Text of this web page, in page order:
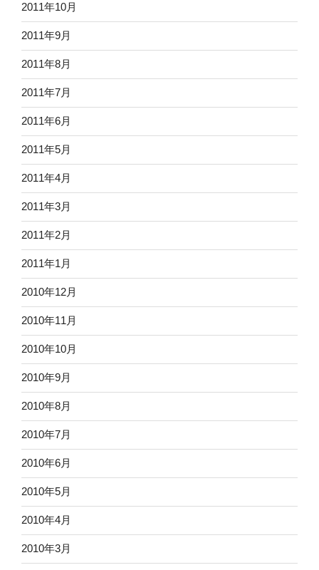
2011年10月
2011年9月
2011年8月
2011年7月
2011年6月
2011年5月
2011年4月
2011年3月
2011年2月
2011年1月
2010年12月
2010年11月
2010年10月
2010年9月
2010年8月
2010年7月
2010年6月
2010年5月
2010年4月
2010年3月